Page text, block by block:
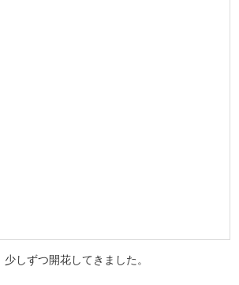
しずつ開花してきました。